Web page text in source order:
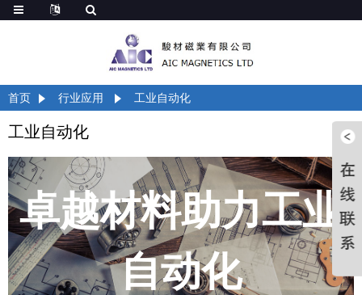
首页 行业应用 工业自动化
工业自动化
卓越材料助力工业
自动化